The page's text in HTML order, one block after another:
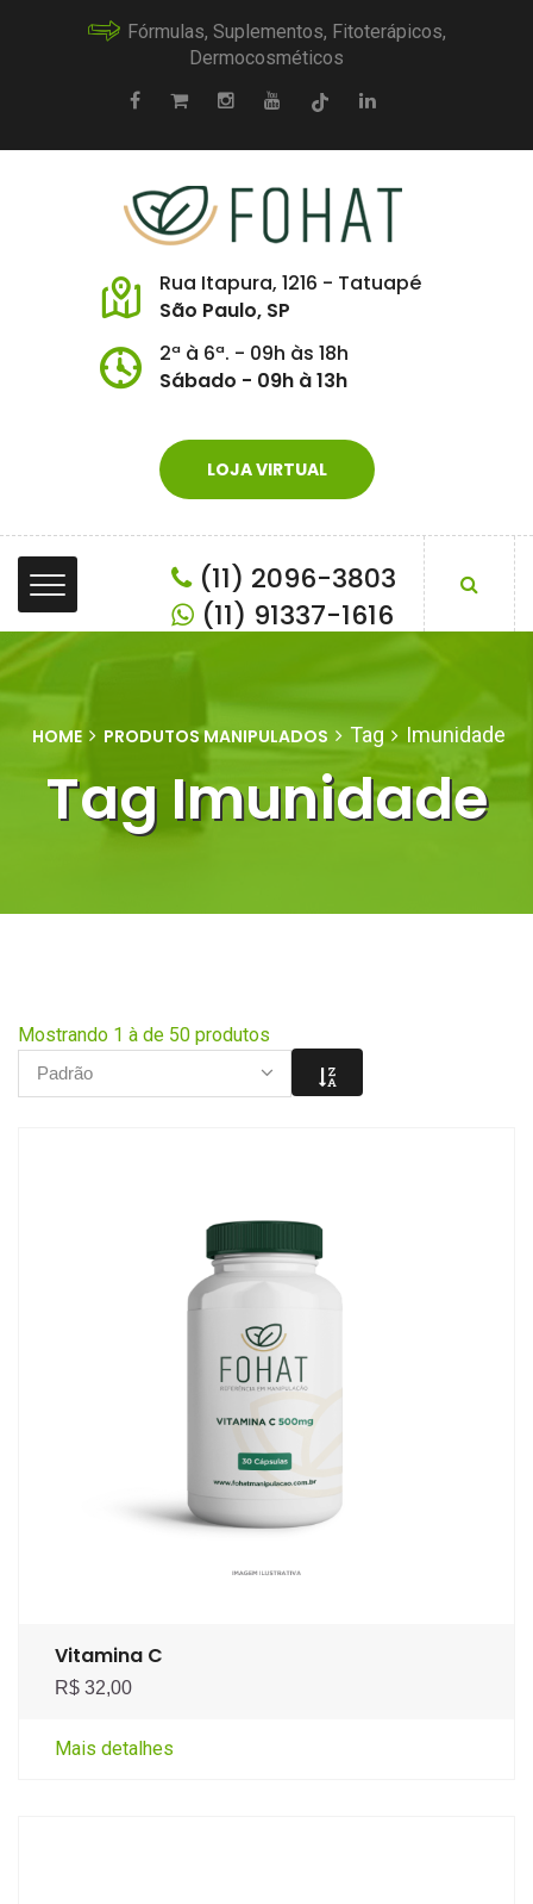
Fórmulas, Suplementos, Fitoterápicos,
Dermocosméticos
Rua Itapura, 1216 - Tatuapé
São Paulo, SP
2ª à 6ª. - 09h às 18h
Sábado - 09h à 13h
LOJA VIRTUAL
(11) 2096-3803
(11) 91337-1616
HOME PRODUTOS MANIPULADOS Tag Imunidade
Tag Imunidade
Mostrando 1 à de 50 produtos
Padrão
Vitamina C
R$ 32,00
Mais detalhes